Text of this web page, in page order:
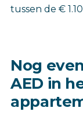
tussen de €
Nog
AED in